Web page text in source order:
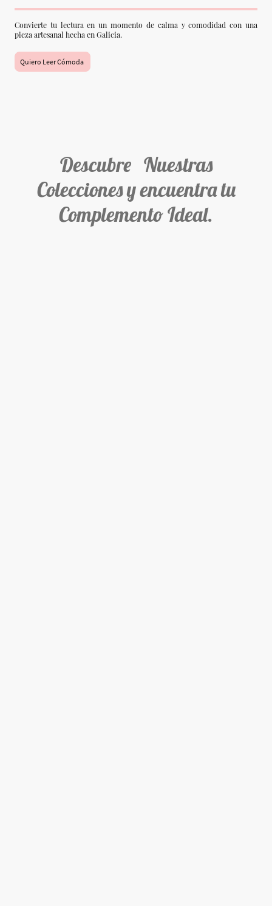
Convierte tu lectura en un momento de calma y comodidad con una
pieza artesanal hecha en Galicia.
Quiero Leer Cómoda
Descubre Nuestras
Colecciones y encuentra tu
Complemento Ideal.